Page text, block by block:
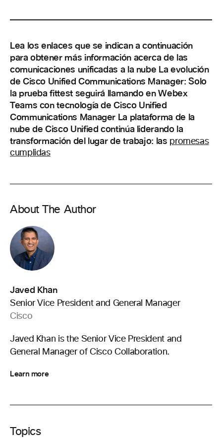
Lea los enlaces que se indican a continuación
para obtener más información acerca de las
comunicaciones unificadas a la nube La evolución
de Cisco Unified Communications Manager: Solo
la prueba fittest seguirá llamando en Webex
Teams con tecnología de Cisco Unified
Communications Manager La plataforma de la
nube de Cisco Unified continúa liderando la
transformación del lugar de trabajo: las promesas
cumplidas
About The Author
Javed Khan
Senior Vice President and General Manager
Cisco
Javed Khan is the Senior Vice President and
General Manager of Cisco Collaboration.
Learn more
Topics